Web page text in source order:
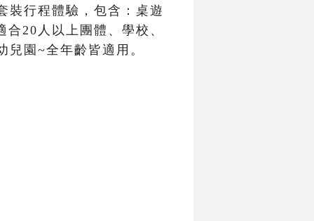
裝行程體驗，包含：桌遊
20人以上團體、學校、
園~全年齡皆適用。